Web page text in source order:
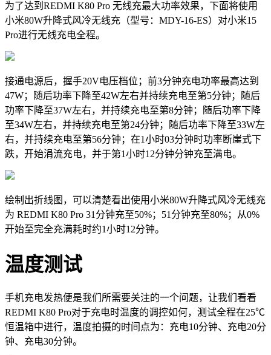
为了达到 REDMI K80 Pro 无线充最大功率效果， 下面将使用
小米80W升降式风冷无线充（型号：MDY-16-ES）对小米15
Pro进行无线充电全程。
接通电源后，握手20V电压档位；前3分钟充电功率最高达到
47W；随后功率下降至42W左右并持续充电至第5分钟；随后
功率下降至37W左右，并持续充电至第8分钟；随后功率下降
至34W左右，并持续充电至第24分钟；随后功率下降至33W左
右，并持续充电至第56分钟；在1小时03分钟时功率断崖式下
跌，开始涓流充电，并于第1小时12分钟分钟充至满电。
绘制出折线图，可以清楚看出使用小米80W升降式风冷无线充
为 REDMI K80 Pro 31分钟充至50%；51分钟充至80%；从0%
开始至完全充满耗时约1小时12分钟。
温度测试
手机充电发热便是我们所需要关注的一个问题，让我们看看
REDMI K80 Pro对于充电时温度的调控如何，测试全程在25℃
恒温箱中进行，温度拍摄的时间点为：充电10分钟、充电20分
钟、充电30分钟。